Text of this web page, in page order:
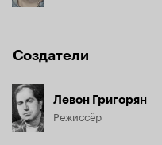
Создатели
Левон Григорян
Режиссёр